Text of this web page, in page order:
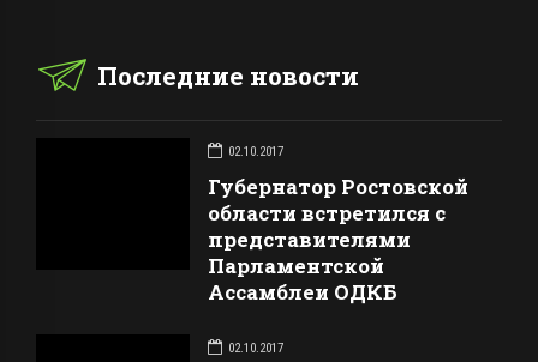
Последние новости
02.10.2017
Губернатор Ростовской
области встретился с
представителями
Парламентской
Ассамблеи ОДКБ
02.10.2017